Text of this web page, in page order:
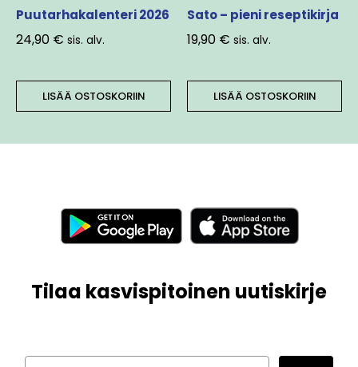
Puutarhakalenteri 2026
24,90 € sis. alv.
LISÄÄ OSTOSKORIIN
Sato – pieni reseptikirja
19,90 € sis. alv.
LISÄÄ OSTOSKORIIN
Tilaa kasvispitoinen uutiskirje